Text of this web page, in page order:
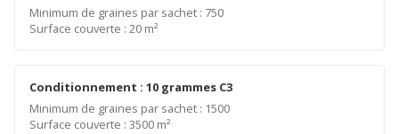
Minimum de graines par sachet : 750
Surface couverte : 20 m²
Conditionnement : 10 grammes C3
Minimum de graines par sachet : 1500
Surface couverte : 3500 m²